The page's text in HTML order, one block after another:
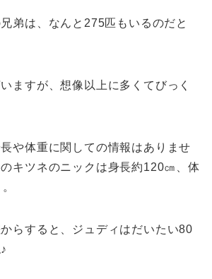
弟は、なんと275匹もいるのだと
ますが、想像以上に多くてびっく
や体重に関しての情報はありませ
キツネのニックは身長約120㎝、体
らすると、ジュディはだいたい80